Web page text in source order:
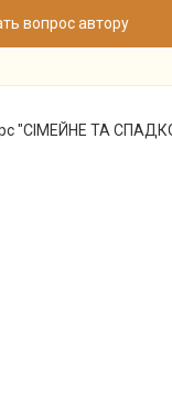
вопрос автору
"СІМЕЙНЕ ТА